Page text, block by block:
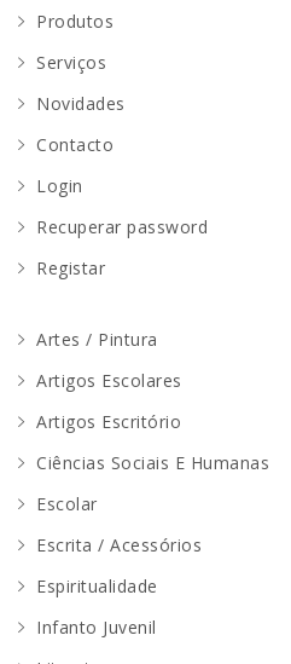
Produtos
Serviços
Novidades
Contacto
Login
Recuperar password
Registar
Artes / Pintura
Artigos Escolares
Artigos Escritório
Ciências Sociais E Humanas
Escolar
Escrita / Acessórios
Espiritualidade
Infanto Juvenil